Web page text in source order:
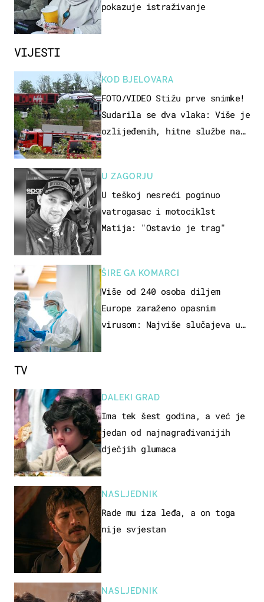
VIJESTI
KOD BJELOVARA
FOTO/VIDEO Stižu prve snimke!
Sudarila se dva vlaka: Više je
ozlijeđenih, hitne službe na
U ZAGORJU
U teškoj nesreći poginuo
vatrogasac i motociklst
Matija: "Ostavio je trag"
ŠIRE GA KOMARCI
Više od 240 osoba diljem
Europe zaraženo opasnim
virusom: Najviše slučajeva u
pokazuje istraživanje
TV
DALEKI GRAD
Ima tek šest godina, a već je
jedan od najnagrađivanijih
dječjih glumaca
NASLJEDNIK
Rade mu iza leđa, a on toga
nije svjestan
NASLJEDNIK